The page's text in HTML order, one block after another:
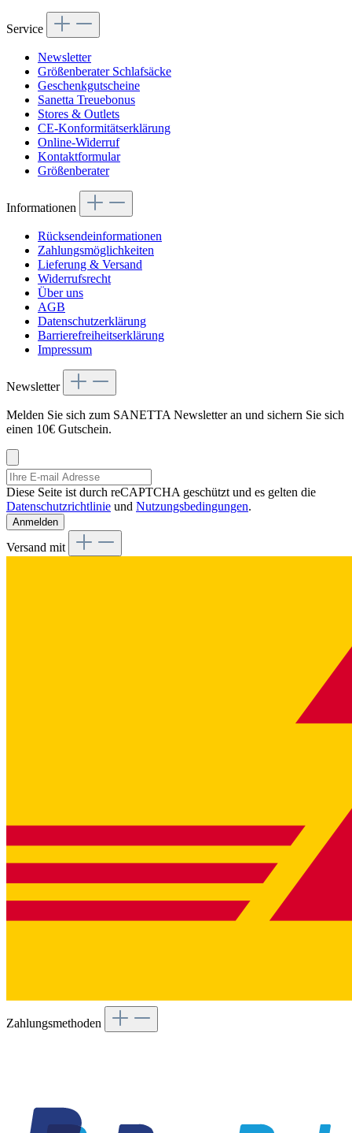
Service
Newsletter
Größenberater Schlafsäcke
Geschenkgutscheine
Sanetta Treuebonus
Stores & Outlets
CE-Konformitätserklärung
Online-Widerruf
Kontaktformular
Größenberater
Informationen
Rücksendeinformationen
Zahlungsmöglichkeiten
Lieferung & Versand
Widerrufsrecht
Über uns
AGB
Datenschutzerklärung
Barrierefreiheitserklärung
Impressum
Newsletter
Melden Sie sich zum SANETTA Newsletter an und sichern Sie sich
einen 10€ Gutschein.
Diese Seite ist durch reCAPTCHA geschützt und es gelten die
Datenschutzrichtlinie und Nutzungsbedingungen.
Anmelden
Versand mit
Zahlungsmethoden